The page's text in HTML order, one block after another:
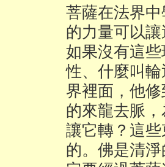
菩薩在法界
的力量可以
如果沒有這
性、什麼叫
界裡面，他
的來龍去脈
讓它轉？這
的。佛是清